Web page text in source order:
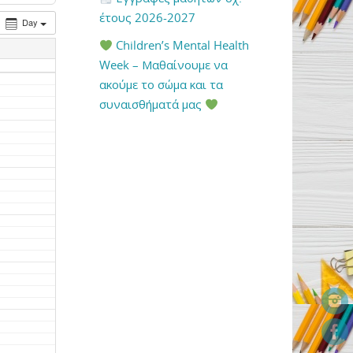
Day
έτους 2026-2027
Children’s Mental Health
Week – Μαθαίνουμε να
ακούμε το σώμα και τα
συναισθήματά μας